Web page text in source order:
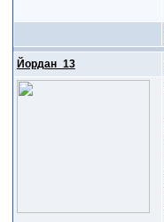
Йордан_13